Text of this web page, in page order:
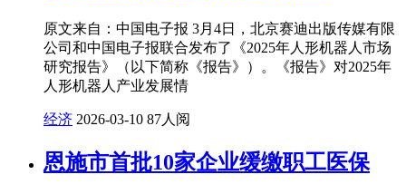
原文来自：中国电子报 3月4日，北京赛迪出版传媒有限
公司和中国电子报联合发布了《2025年人形机器人市场
研究报告》（以下简称《报告》）。《报告》对2025年
人形机器人产业发展情
经济 2026-03-10 87人阅
恩施市首批10家企业缓缴职工医保